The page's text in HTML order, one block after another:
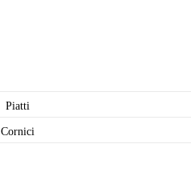
Piatti
Cornici